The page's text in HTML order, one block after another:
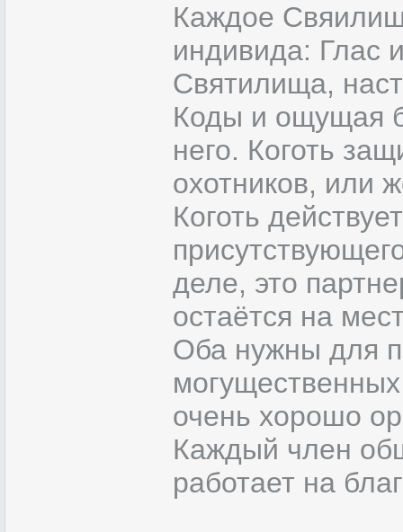
Каждое
индивида: Глас
Святилища,
Коды и ощущая
него. Коготь
охотников, или
Коготь
деле, это
остаётся на
Оба нужны для
очень хорошо
Каждый член
работает на